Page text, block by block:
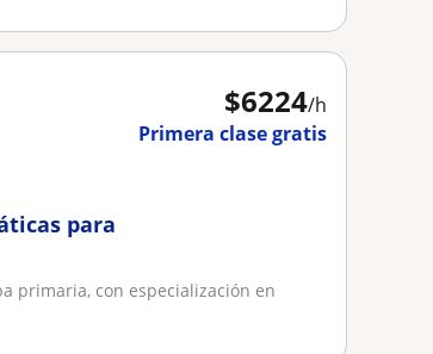
$6224/h
Primera clase gratis
para
primaria, con especialización en